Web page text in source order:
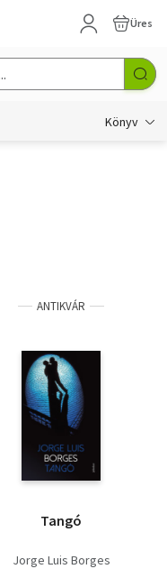
Üres
Könyv
ANTIKVÁR
Tangó
Jorge Luis Borges